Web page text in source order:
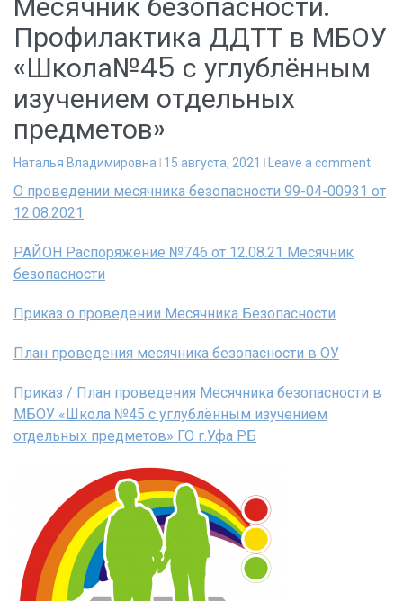
Профилактика ДДТТ в МБОУ
«Школа№45 с углублённым
изучением отдельных
предметов»
Наталья Владимировна 15 августа, 2021 Leave a comment
О проведении месячника безопасности 99-04-00931 от
12.08.2021
РАЙОН Распоряжение №746 от 12.08.21 Месячник
безопасности
Приказ о проведении Месячника Безопасности
План проведения месячника безопасности в ОУ
Приказ / План проведения Месячника безопасности в
МБОУ «Школа №45 с углублённым изучением
отдельных предметов» ГО г.Уфа РБ